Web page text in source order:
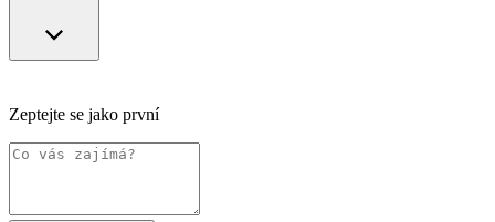
Zeptejte se jako první